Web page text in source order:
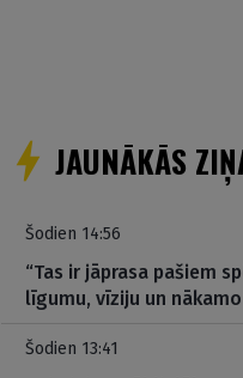
JAUNĀKĀS
Šodien 14:56
“Tas ir jāprasa pašiem
līgumu, vīziju un
Šodien 13:41